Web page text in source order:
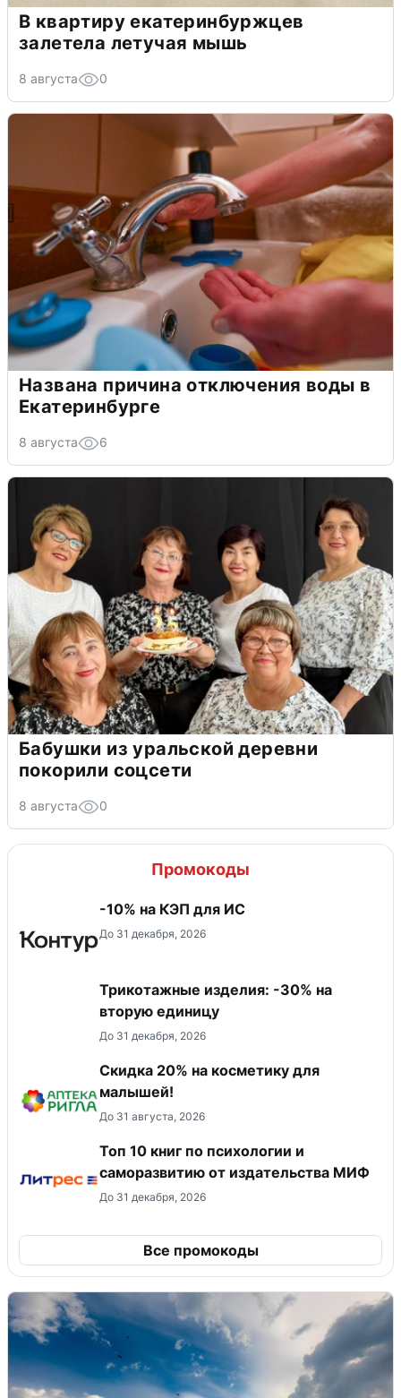
В квартиру екатеринбуржцев
залетела летучая мышь
8 августа 0
Названа причина отключения воды в
Екатеринбурге
8 августа 6
Бабушки из уральской деревни
покорили соцсети
8 августа 0
Промокоды
-10% на КЭП для ИС
До 31 декабря, 2026
Трикотажные изделия: -30% на
вторую единицу
До 31 декабря, 2026
Скидка 20% на косметику для
малышей!
До 31 августа, 2026
Топ 10 книг по психологии и
саморазвитию от издательства МИФ
До 31 декабря, 2026
Все промокоды